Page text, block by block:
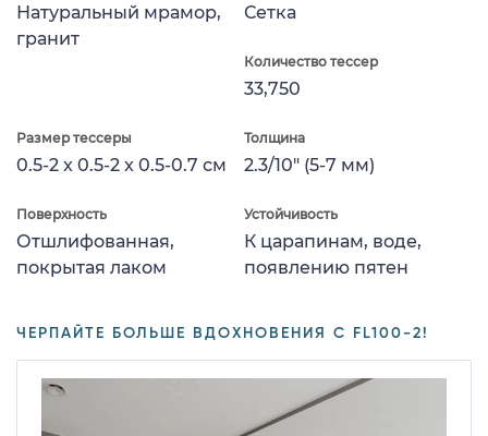
Натуральный мрамор,
гранит
Сетка
Количество тессер
33,750
Размер тессеры
0.5-2 x 0.5-2 x 0.5-0.7 см
Толщина
2.3/10" (5-7 мм)
Поверхность
Отшлифованная,
покрытая лаком
Устойчивость
К царапинам, воде,
появлению пятен
ЧЕРПАЙТЕ БОЛЬШЕ ВДОХНОВЕНИЯ С FL100-2!